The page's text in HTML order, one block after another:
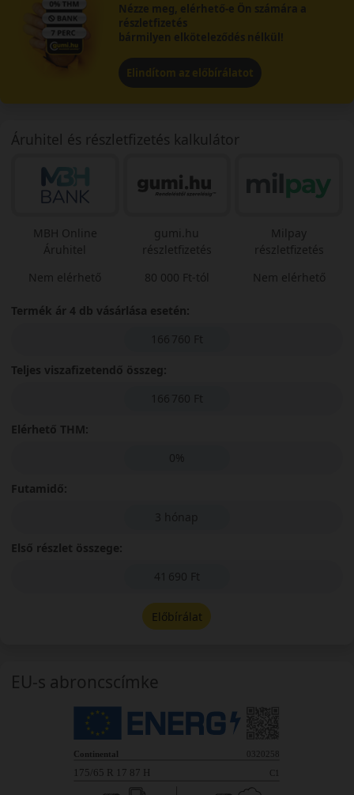
Nézze meg, elérhető-e Ön számára a
részletfizetés
bármilyen elköteleződés nélkül!
Elindítom az előbírálatot
Áruhitel és részletfizetés kalkulátor
MBH Online
Áruhitel
Nem elérhető
gumi.hu
részletfizetés
80 000 Ft-tól
Milpay
részletfizetés
Nem elérhető
Termék ár 4 db vásárlása esetén:
166 760 Ft
Teljes viszafizetendő összeg:
166 760 Ft
Elérhető THM:
0%
Futamidő:
3 hónap
Első részlet összege:
41 690 Ft
Előbírálat
EU-s abroncscímke